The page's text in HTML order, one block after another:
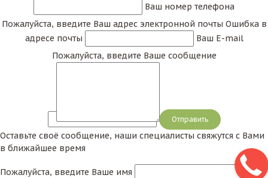
Ваш номер телефона
Пожалуйста, введите Ваш адрес электронной почты Ошибка в
адресе почты
Ваш E-mail
Пожалуйста, введите Ваше сообщение
Сообщение
Оставьте своё сообщение, наши специалисты свяжутся с Вами
в ближайшее время
Пожалуйста, введите Ваше имя